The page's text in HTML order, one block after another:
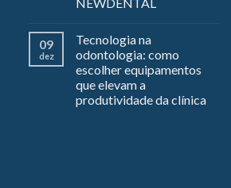
09
dez
Tecnologia na
odontologia: como
escolher equipamentos
que elevam a
produtividade da clínica